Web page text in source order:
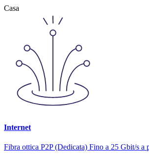
Casa
Internet
Fibra ottica P2P (Dedicata) Fino a 25 Gbit/s a